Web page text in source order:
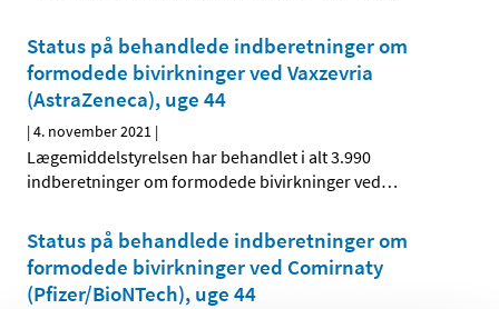
Status på behandlede indberetninger om
formodede bivirkninger ved Vaxzevria
(AstraZeneca), uge 44
|4. november 2021 |
Lægemiddelstyrelsen har behandlet i alt 3.990
indberetninger om formodede bivirkninger ved…
Status på behandlede indberetninger om
formodede bivirkninger ved Comirnaty
(Pfizer/BioNTech), uge 44